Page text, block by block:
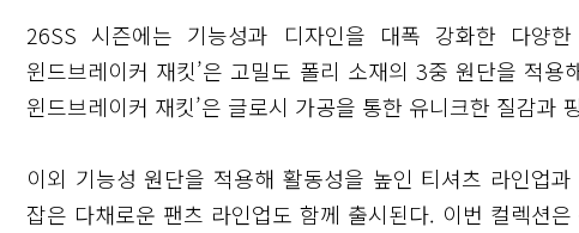
26SS 시즌에는 기능성과 디자인을 대폭 강화한 다양
윈드브레이커 재킷’은 고밀도 폴리 소재의 3중 원단을 적
윈드브레이커 재킷’은 글로시 가공을 통한 유니크한 질감과
이외 기능성 원단을 적용해 활동성을 높인 티셔츠 라인업
잡은 다채로운 팬츠 라인업도 함께 출시된다. 이번 컬렉션